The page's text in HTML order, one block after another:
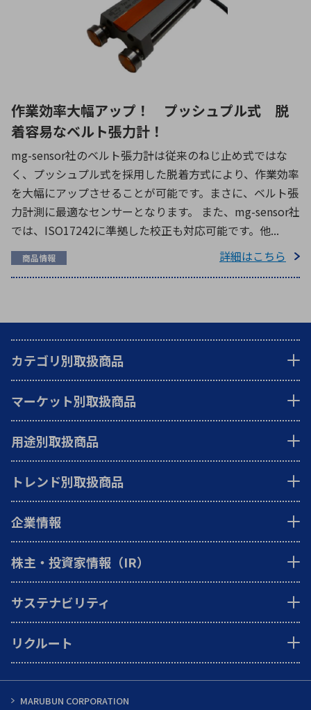
作業効率大幅アップ！ プッシュプル式 脱
着容易なベルト張力計！
mg-sensor社のベルト張力計は従来のねじ止め式ではな
く、プッシュプル式を採用した脱着方式により、作業効率
を大幅にアップさせることが可能です。まさに、ベルト張
力計測に最適なセンサーとなります。 また、mg-sensor社
では、ISO17242に準拠した校正も対応可能です。他...
商品情報 詳細はこちら
カテゴリ別取扱商品
マーケット別取扱商品
用途別取扱商品
トレンド別取扱商品
企業情報
株主・投資家情報（IR）
サステナビリティ
リクルート
MARUBUN CORPORATION